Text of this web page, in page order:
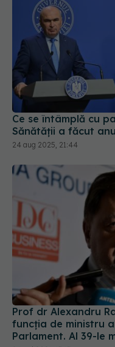
Ce se întâmplă cu
Sănătății a făcut
24 aug 2025, 21:44
Prof dr Alexandru
funcția de ministru
Parlament. Al 39-le